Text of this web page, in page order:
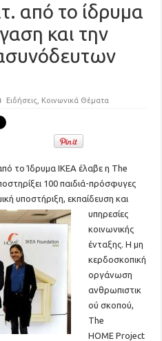
από το ίδρυμα
και την
Ειδήσεις Κοινωνικά Θέματα
το Ίδρυμα ΙΚΕΑ έλαβε η The
100 παιδιά-πρόσφυγες
υποστήριξη, εκπαίδευση και
υπηρεσίες
κοινωνικής
ένταξης. Η μη
κερδοσκοπική
οργάνωση
ανθρωπιστικ
ού σκοπού,
Τhe
HOME Project